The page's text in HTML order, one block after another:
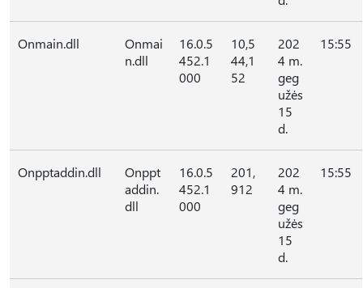
Onmain.dll
Onmai
n.dll
16.0.5
452.1
000
10,5
44,1
52
202
4 m.
geg
užės
15
d.
15:55
Onpptaddin.dll
Onppt
addin.
dll
16.0.5
452.1
000
201,
912
202
4 m.
geg
užės
15
d.
15:55